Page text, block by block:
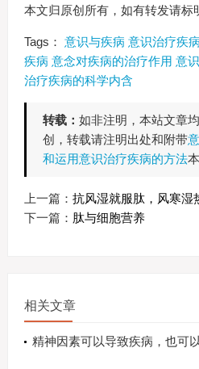
本文归原创所有，如有转发请标
Tags： 意识与疾病 意识治疗疾病
疾病 意念对疾病的治疗作用 意
治疗疾病的科学内含
转载： 如非注明，本站文章
创，转载请注明出处和附带
和运用意识治疗疾病的方法
上一篇： 抗风湿就服肽，风寒湿
下一篇： 肽与细胞营养
相关文章
精神因素可以导致疾病，也可